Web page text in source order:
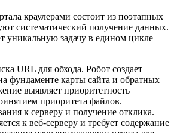
краулерами состоит из поэтапных
систематический получение данных.
уникальную задачу в едином цикле
URL для обхода. Робот создает
фундаменте карты сайта и обратных
выявляет приоритетность
приоритета файлов.
к серверу и получение отклика.
к веб-серверу и требует содержание